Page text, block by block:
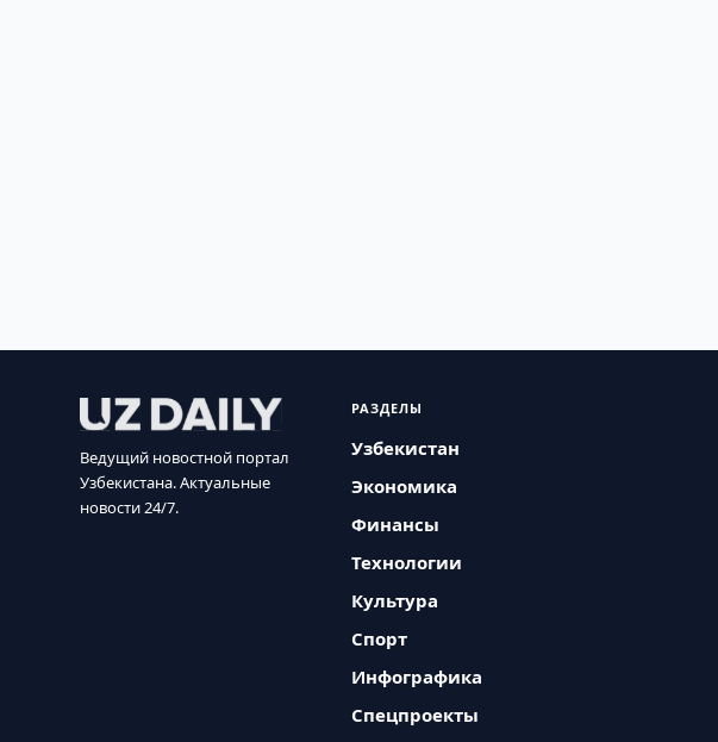
Ведущий новостной портал
Узбекистана. Актуальные
новости 24/7.
РАЗДЕЛЫ
Узбекистан
Экономика
Финансы
Технологии
Культура
Спорт
Инфографика
Спецпроекты